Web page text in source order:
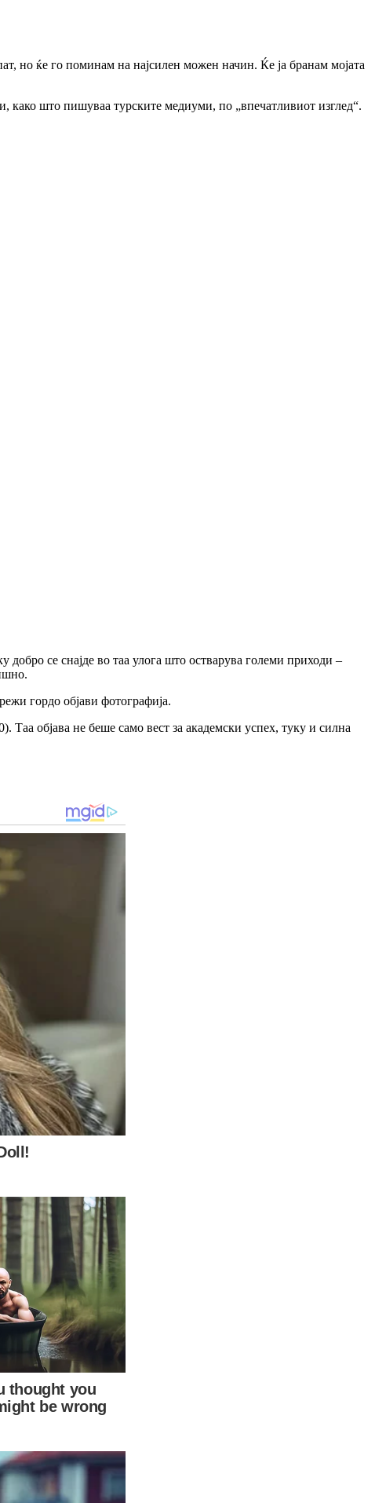
но ќе го поминам на најсилен можен начин. Ќе ја бранам мојата
како што пишуваа турските медиуми, по „впечатливиот изглед“.
се снајде во таа улога што остварува големи приходи –
гордо објави фотографија.
објава не беше само вест за академски успех, туку и силна